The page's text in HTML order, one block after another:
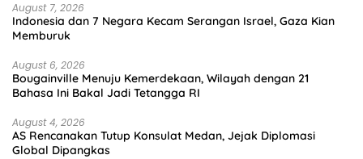
August 7, 2026
Indonesia dan 7 Negara Kecam Serangan Israel, Gaza Kian
Memburuk
August 6, 2026
Bougainville Menuju Kemerdekaan, Wilayah dengan 21
Bahasa Ini Bakal Jadi Tetangga RI
August 4, 2026
AS Rencanakan Tutup Konsulat Medan, Jejak Diplomasi
Global Dipangkas